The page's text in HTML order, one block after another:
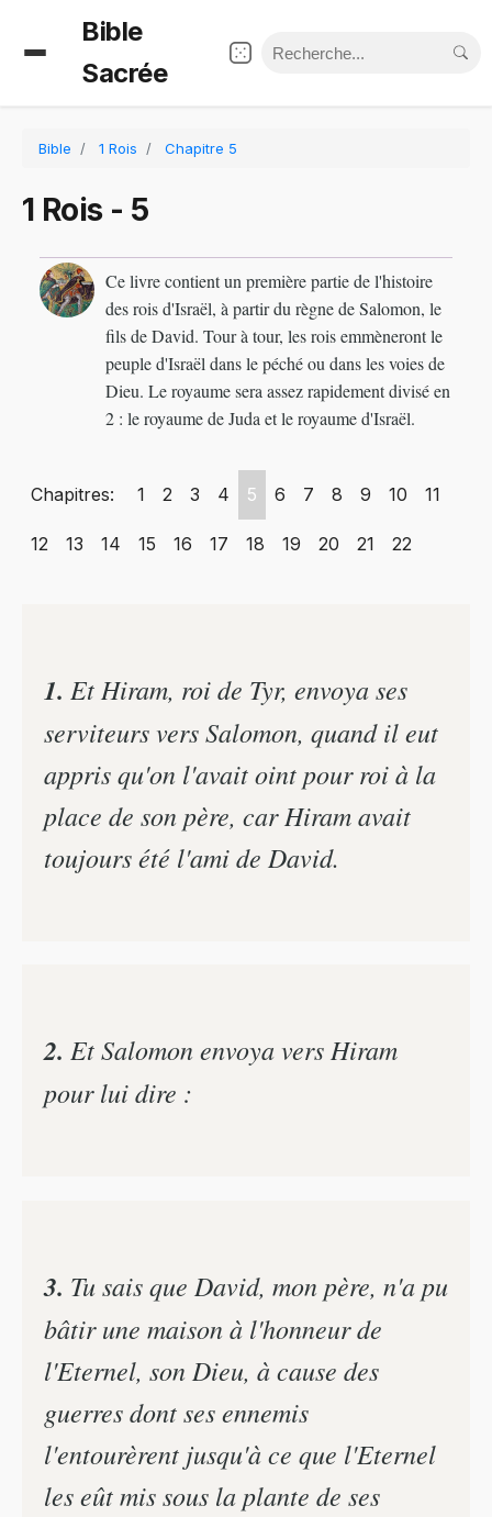
Bible
Sacrée
Bible 1 Rois Chapitre 5
1 Rois - 5
Ce livre contient un première partie de l'histoire
des rois d'Israël, à partir du règne de Salomon, le
fils de David. Tour à tour, les rois emmèneront le
peuple d'Israël dans le péché ou dans les voies de
Dieu. Le royaume sera assez rapidement divisé en
2 : le royaume de Juda et le royaume d'Israël.
Chapitres: 1 2 3 4 5 6 7 8 9 10 11
12 13 14 15 16 17 18 19 20 21 22
1. Et Hiram, roi de Tyr, envoya ses
serviteurs vers Salomon, quand il eut
appris qu'on l'avait oint pour roi à la
place de son père, car Hiram avait
toujours été l'ami de David.
2. Et Salomon envoya vers Hiram
pour lui dire :
3. Tu sais que David, mon père, n'a pu
bâtir une maison à l'honneur de
l'Eternel, son Dieu, à cause des
guerres dont ses ennemis
l'entourèrent jusqu'à ce que l'Eternel
les eût mis sous la plante de ses